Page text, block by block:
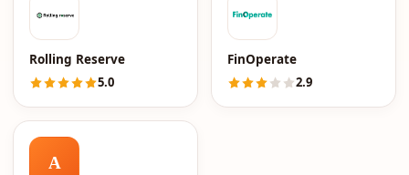
Rolling Reserve
5.0
FinOperate
2.9
А